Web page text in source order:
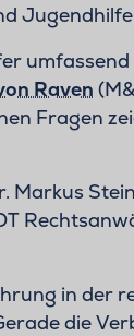
Raven
Fragen
Markus
in der
die